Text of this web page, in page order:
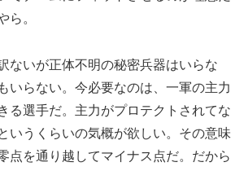
ら。
ないが正体不明の秘密兵器はいらな
いらない。今必要なのは、一軍の主力
る選手だ。主力がプロテクトされてな
いうくらいの気概が欲しい。その意味
点を通り越してマイナス点だ。だから